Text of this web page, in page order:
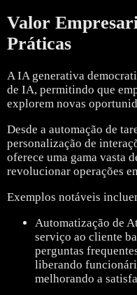
Valor
Práticas
A IA generativa
de IA, permitindo que
explorem novas
Desde a automação de
personalização de
oferece uma gama vasta
revolucionar operações
Exemplos notáveis
Automatização de
serviço ao cliente
perguntas
liberando
melhorando a